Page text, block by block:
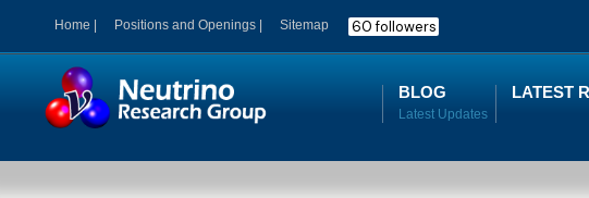
Home | Positions and Openings | Sitemap 60 followers
BLOG LATEST